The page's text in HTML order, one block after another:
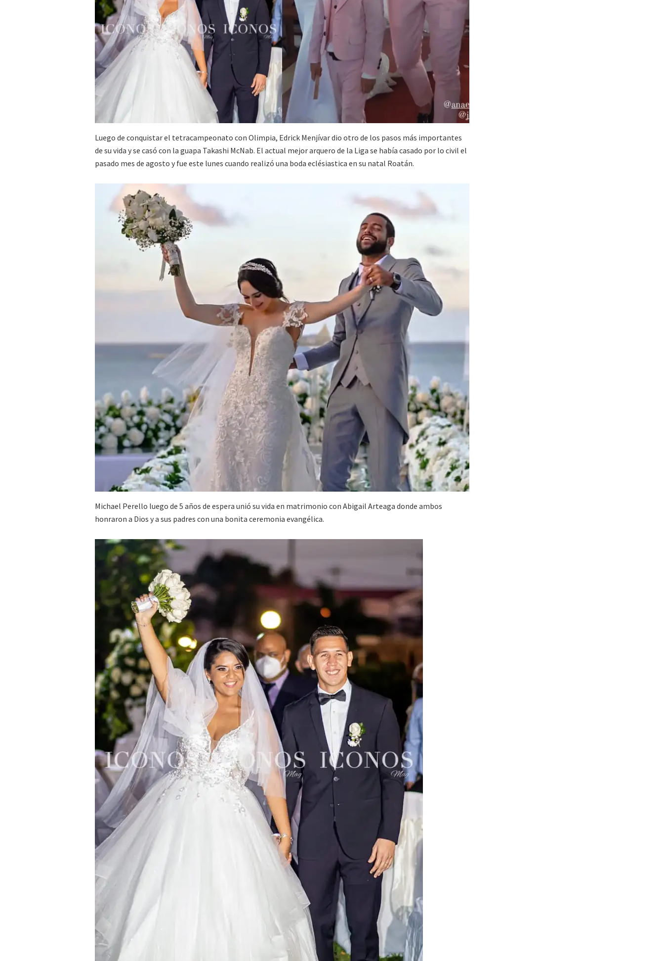
Luego de conquistar el tetracampeonato con Olimpia, Edrick Menjívar dio otro de los pasos más importantes
de su vida y se casó con la guapa Takashi McNab. El actual mejor arquero de la Liga se había casado por lo civil el
pasado mes de agosto y fue este lunes cuando realizó una boda eclésiastica en su natal Roatán.
Michael Perello luego de 5 años de espera unió su vida en matrimonio con Abigail Arteaga donde ambos
honraron a Dios y a sus padres con una bonita ceremonia evangélica.